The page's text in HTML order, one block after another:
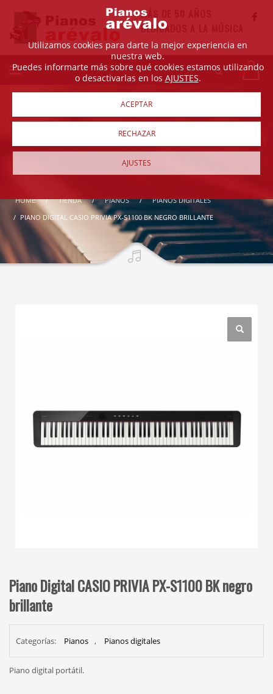
MÁS DE 50 AÑOS
DEDICADOS A LA MÚSICA
HOME TIENDA PIANOS
PIANOS DIGITALES
PIANO DIGITAL CASIO PRIVIA PX-S1100 BK NEGRO BRILLANTE
Piano Digital CASIO PRIVIA PX-S1100 BK negro
brillante
Categorías: Pianos , Pianos digitales
Piano digital portátil.
Utilizamos cookies para darte la mejor experiencia en
nuestra web.
Puedes informarte más sobre qué cookies estamos utilizando
o desactivarlas en los AJUSTES.
ACEPTAR
RECHAZAR
AJUSTES